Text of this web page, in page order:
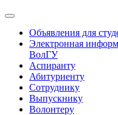
Объявления для
Электронная
ВолГУ
Аспиранту
Абитуриенту
Сотруднику
Выпускнику
Волонтеру